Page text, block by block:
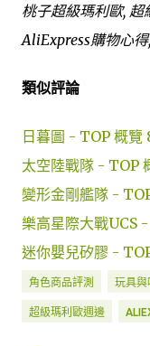
桃子超級瑪利歐, 超
AliExpress購物心
類似評論
日暮圖 - TOP 概
太空陸戰隊 - TOP
變形金剛艦隊 -
樂高星際大戰UCS
迷你嬰兒矽膠 -
角色商品評測 玩具與
超級瑪利歐週邊